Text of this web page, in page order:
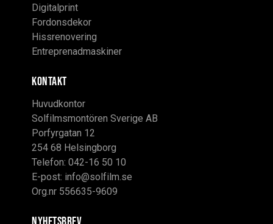
Digitalprint
Fordonsdekor
Hissrenovering
Entreprenadmaskiner
KONTAKT
Huvudkontor
Solfilmsmontören Sverige AB
Porfyrgatan 12
254 68 Helsingborg
Telefon: 042-16 50 10
E-post: info@solfilm.se
Org.nr 556635-9609
Nyhetsbrev